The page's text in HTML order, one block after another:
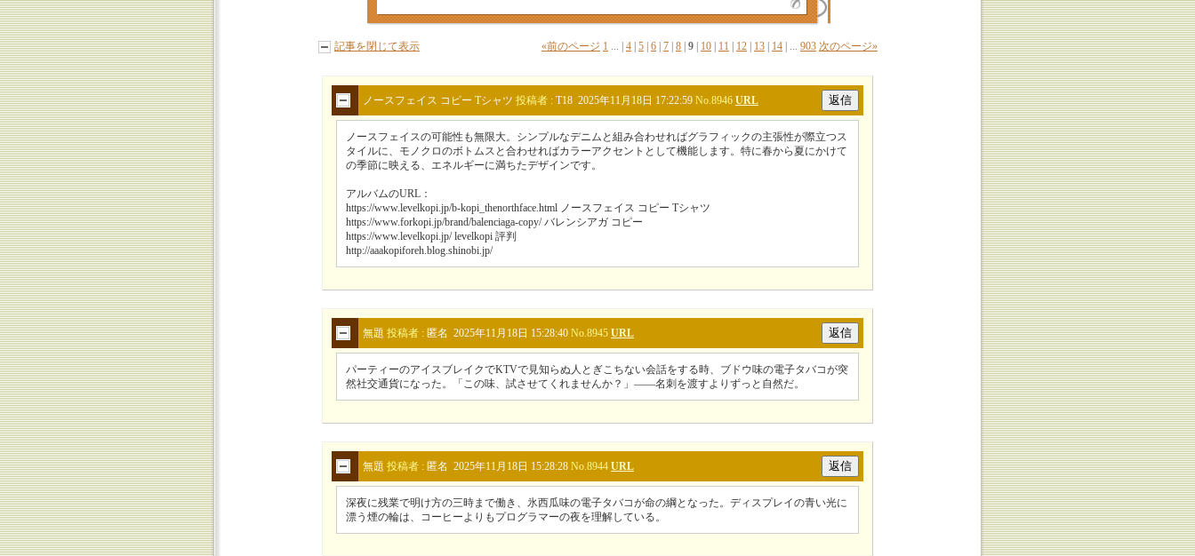
記事を閉じて表示 «前のページ 1 ... 4 5 6 7 8 9 10 11 12 13 14 ... 903 次のページ»
ノースフェイス コピー Tシャツ 投稿者 : T18 2025年11月18日 17:22:59 No.8946 URL
ノースフェイスの可能性も無限大。シンプルなデニムと組み合わせればグラフィックの主張性が際立つス
タイルに、モノクロのボトムスと合わせればカラーアクセントとして機能します。特に春から夏にかけて
の季節に映える、エネルギーに満ちたデザインです。
アルバムのURL：
https://www.levelkopi.jp/b-kopi_thenorthface.html ノースフェイス コピー Tシャツ
https://www.forkopi.jp/brand/balenciaga-copy/ バレンシアガ コピー
https://www.levelkopi.jp/ levelkopi 評判
http://aaakopiforeh.blog.shinobi.jp/
無題 投稿者 : 匿名 2025年11月18日 15:28:40 No.8945 URL
パーティーのアイスブレイクでKTVで見知らぬ人とぎこちない会話をする時、ブドウ味の電子タバコが突
然社交通貨になった。「この味、試させてくれませんか？」——名刺を渡すよりずっと自然だ。
無題 投稿者 : 匿名 2025年11月18日 15:28:28 No.8944 URL
深夜に残業で明け方の三時まで働き、氷西瓜味の電子タバコが命の綱となった。ディスプレイの青い光に
漂う煙の輪は、コーヒーよりもプログラマーの夜を理解している。